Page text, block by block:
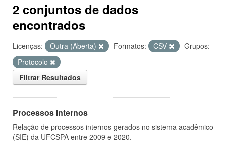
2 conjuntos de dados
encontrados
Licenças: Outra (Aberta) Formatos: CSV
Grupos:
Protocolo
Filtrar Resultados
Processos Internos
Relação de processos internos gerados no sistema acadêmico
(SIE) da UFCSPA entre 2009 e 2020.